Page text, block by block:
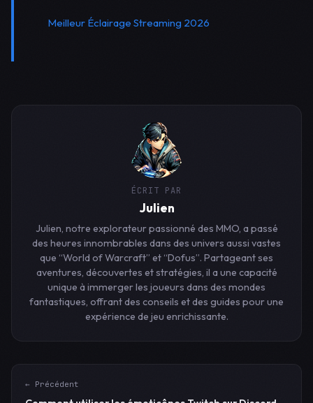
Meilleur Éclairage Streaming 2026
ÉCRIT PAR
Julien
Julien, notre explorateur passionné des MMO, a passé
des heures innombrables dans des univers aussi vastes
que “World of Warcraft” et “Dofus”. Partageant ses
aventures, découvertes et stratégies, il a une capacité
unique à immerger les joueurs dans des mondes
fantastiques, offrant des conseils et des guides pour une
expérience de jeu enrichissante.
← Précédent